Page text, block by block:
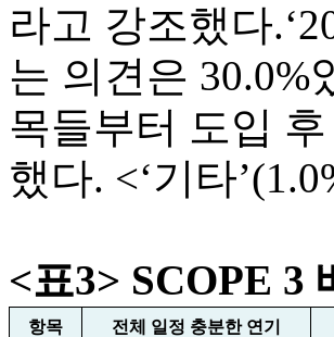
라고 강조했다
는 의견은 30.0%
목들부터 도입
했다. <‘기타
<표3> SCOPE 3
항목 전체 일정 충분한 연기